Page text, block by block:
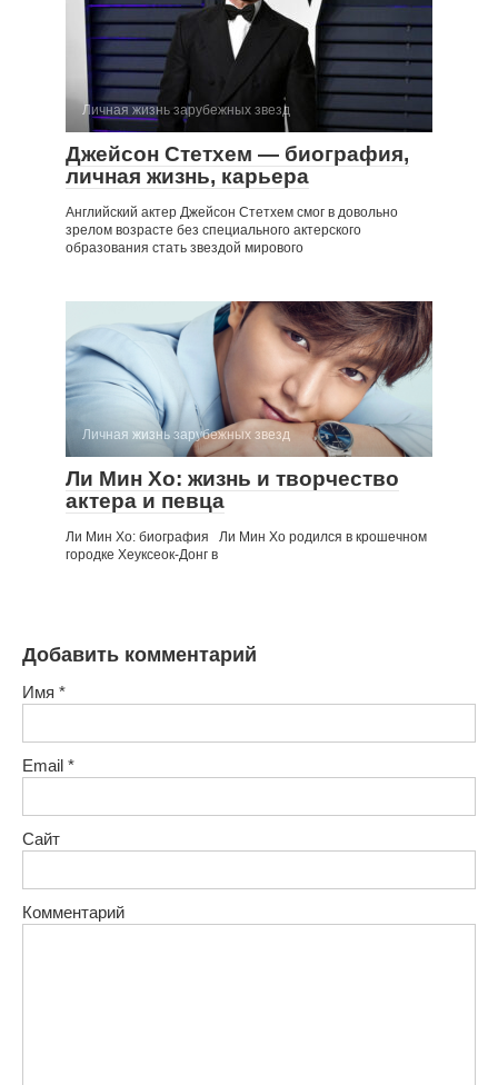
Личная жизнь зарубежных звезд
Джейсон Стетхем — биография,
личная жизнь, карьера
Английский актер Джейсон Стетхем смог в довольно
зрелом возрасте без специального актерского
образования стать звездой мирового
Личная жизнь зарубежных звезд
Ли Мин Хо: жизнь и творчество
актера и певца
Ли Мин Хо: биография Ли Мин Хо родился в крошечном
городке Хеуксеок-Донг в
Добавить комментарий
Имя *
Email *
Сайт
Комментарий